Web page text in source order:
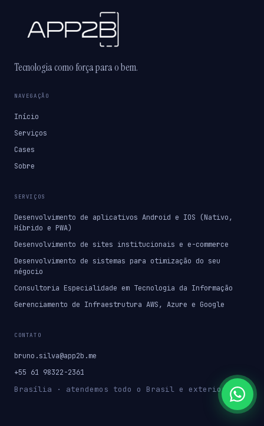
Tecnologia como força para o bem.
NAVEGAÇÃO
Início
Serviços
Cases
Sobre
SERVIÇOS
Desenvolvimento de aplicativos Android e IOS (Nativo,
Híbrido e PWA)
Desenvolvimento de sites institucionais e e-commerce
Desenvolvimento de sistemas para otimização do seu
négocio
Consultoria Especialidade em Tecnologia da Informação
Gerenciamento de Infraestrutura AWS, Azure e Google
CONTATO
bruno.silva@app2b.me
+55 61 98322-2361
Brasília · atendemos todo o Brasil e exterior